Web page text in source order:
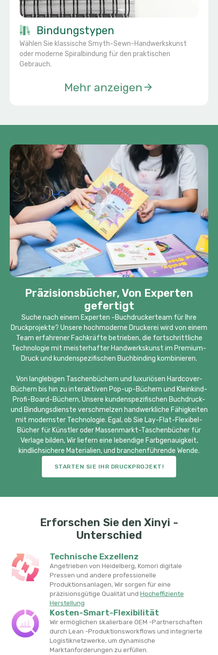
Bindungstypen
Wählen Sie klassische Smyth-Sewn-Handwerkskunst
oder moderne Spiralbindung für den praktischen
Gebrauch.
Mehr anzeigen
Präzisionsbücher, Von Experten
gefertigt
Suche nach einem Experten -Buchdruckerteam für Ihre
Druckprojekte? Unsere hochmoderne Druckerei wird von einem
Team erfahrener Fachkräfte betrieben, die fortschrittliche
Technologie mit meisterhafter Handwerkskunst im Premium-
Druck und kundenspezifischen Buchbinding kombinieren.
Von langlebigen Taschenbüchern und luxuriösen Hardcover-
Büchern bis hin zu interaktiven Pop-up-Büchern und Kleinkind-
Profi-Board-Büchern, Unsere kundenspezifischen Buchdruck-
und Bindungsdienste verschmelzen handwerkliche Fähigkeiten
mit modernster Technologie. Egal, ob Sie Lay-Flat-Flexibel-
Bücher für Künstler oder Massenmarkt-Taschenbücher für
Verlage bilden, Wir liefern eine lebendige Farbgenauigkeit,
kindlichsichere Materialien, und branchenführende Wende.
STARTEN SIE IHR DRUCKPROJEKT!
Erforschen Sie den Xinyi -
Unterschied
Technische Exzellenz
Angetrieben von Heidelberg, Komori digitale
Pressen und andere professionelle
Produktionsanlagen, Wir sorgen für eine
präzisionsgütige Qualität und Hocheffiziente
Herstellung
Kosten-Smart-Flexibilität
Wir ermöglichen skalierbare OEM -Partnerschaften
durch Lean -Produktionsworkflows und integrierte
Logistiknetzwerke, um dynamische
Marktanforderungen zu erfüllen.